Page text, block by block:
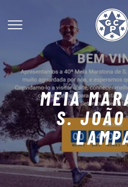
MEIA
S.